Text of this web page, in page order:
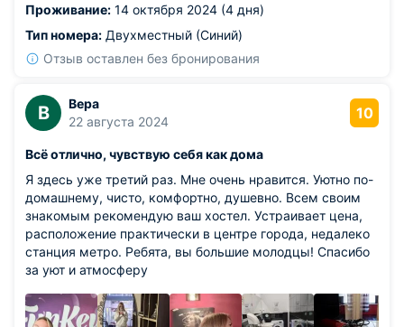
Проживание: 14 октября 2024 (4 дня)
Тип номера: Двухместный (Синий)
Отзыв оставлен без бронирования
В
Вера
22 августа 2024
10
Всё отлично, чувствую себя как дома
Я здесь уже третий раз. Мне очень нравится. Уютно по-
домашнему, чисто, комфортно, душевно. Всем своим
знакомым рекомендую ваш хостел. Устраивает цена,
расположение практически в центре города, недалеко
станция метро. Ребята, вы большие молодцы! Спасибо
за уют и атмосферу